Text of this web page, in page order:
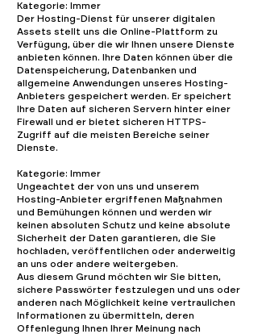
Kategorie: Immer
Der Hosting-Dienst für unserer digitalen
Assets stellt uns die Online-Plattform zu
Verfügung, über die wir Ihnen unsere Dienste
anbieten können. Ihre Daten können über die
Datenspeicherung, Datenbanken und
allgemeine Anwendungen unseres Hosting-
Anbieters gespeichert werden. Er speichert
Ihre Daten auf sicheren Servern hinter einer
Firewall und er bietet sicheren HTTPS-
Zugriff auf die meisten Bereiche seiner
Dienste.​
Kategorie: Immer
Ungeachtet der von uns und unserem
Hosting-Anbieter ergriffenen Maßnahmen
und Bemühungen können und werden wir
keinen absoluten Schutz und keine absolute
Sicherheit der Daten garantieren, die Sie
hochladen, veröffentlichen oder anderweitig
an uns oder andere weitergeben.
Aus diesem Grund möchten wir Sie bitten,
sichere Passwörter festzulegen und uns oder
anderen nach Möglichkeit keine vertraulichen
Informationen zu übermitteln, deren
Offenlegung Ihnen Ihrer Meinung nach